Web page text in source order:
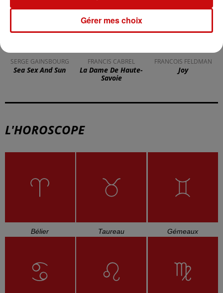
SERGE GAINSBOURG
Sea Sex And Sun
FRANCIS CABREL
La Dame De Haute-
Savoie
FRANCOIS FELDMAN
Joy
L'HOROSCOPE
Bélier Taureau Gémeaux
Gérer mes choix